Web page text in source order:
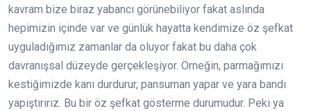
kavram bize biraz yabancı görünebiliyor fakat aslında
hepimizin içinde var ve günlük hayatta kendimize öz şefkat
uyguladığımız zamanlar da oluyor fakat bu daha çok
davranışsal düzeyde gerçekleşiyor. Örneğin, parmağımızı
kestiğimizde kanı durdurur, pansuman yapar ve yara bandı
yapıştırırız. Bu bir öz şefkat gösterme durumudur. Peki ya